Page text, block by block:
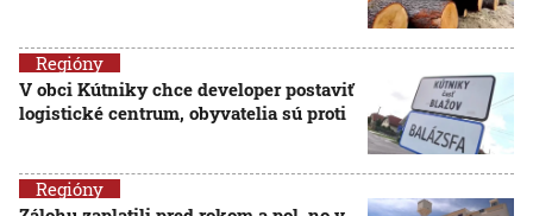
Regióny
V obci Kútniky chce developer postaviť
logistické centrum, obyvatelia sú proti
Regióny